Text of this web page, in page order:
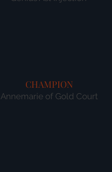
CHAMPION
Annemarie of Gold Court